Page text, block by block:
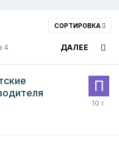
СОРТИРОВКА
ДАЛЕЕ
4